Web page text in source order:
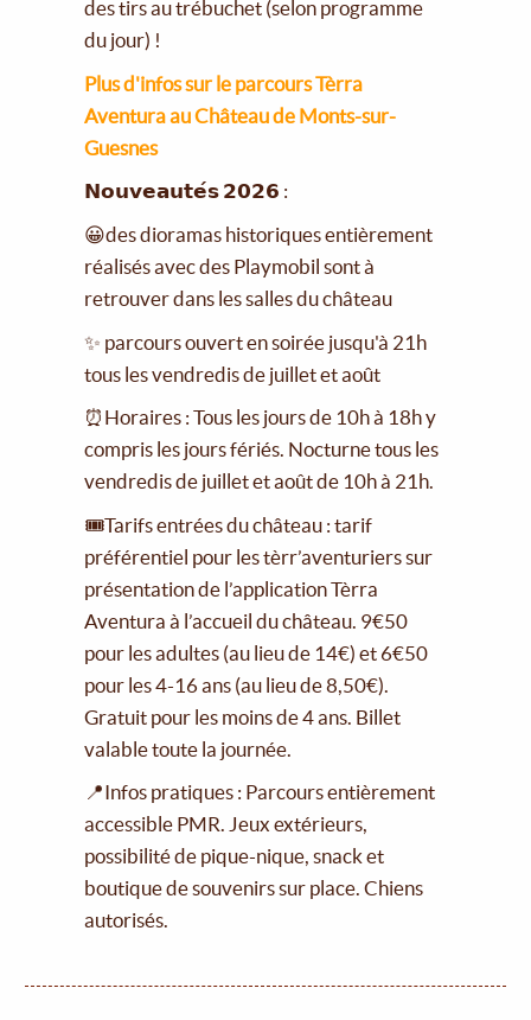
des tirs au trébuchet (selon programme
du jour) !
Plus d'infos sur le parcours Tèrra
Aventura au Château de Monts-sur-
Guesnes
𝗡𝗼𝘂𝘃𝗲𝗮𝘂𝘁𝗲́𝘀 𝟮𝟬𝟮𝟲 :
😀des dioramas historiques entièrement
réalisés avec des Playmobil sont à
retrouver dans les salles du château
✨ parcours ouvert en soirée jusqu'à 21h
tous les vendredis de juillet et août
⏰Horaires : Tous les jours de 10h à 18h y
compris les jours fériés. Nocturne tous les
vendredis de juillet et août de 10h à 21h.
🎟Tarifs entrées du château : tarif
préférentiel pour les tèrr’aventuriers sur
présentation de l’application Tèrra
Aventura à l’accueil du château. 9€50
pour les adultes (au lieu de 14€) et 6€50
pour les 4-16 ans (au lieu de 8,50€).
Gratuit pour les moins de 4 ans. Billet
valable toute la journée.
📍Infos pratiques : Parcours entièrement
accessible PMR. Jeux extérieurs,
possibilité de pique-nique, snack et
boutique de souvenirs sur place. Chiens
autorisés.